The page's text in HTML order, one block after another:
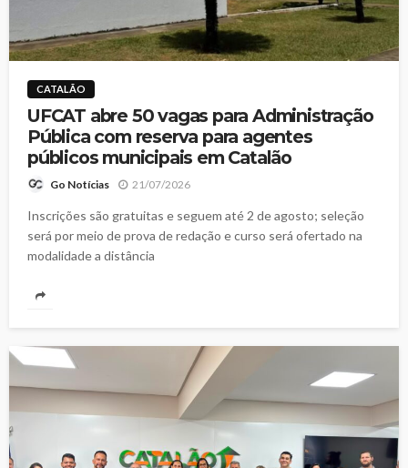
CATALÃO
UFCAT abre 50 vagas para Administração
Pública com reserva para agentes
públicos municipais em Catalão
Go Notícias 21/07/2026
Inscrições são gratuitas e seguem até 2 de agosto; seleção
será por meio de prova de redação e curso será ofertado na
modalidade a distância